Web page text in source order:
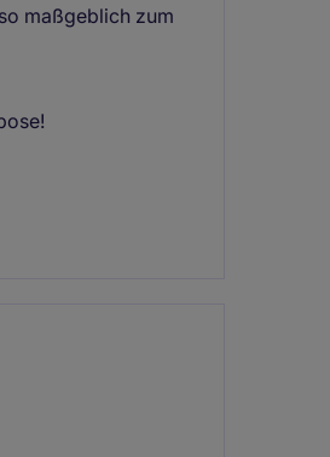
maßgeblich zum